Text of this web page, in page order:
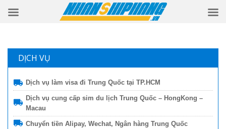
DỊCH VỤ
Dịch vụ làm visa đi Trung Quốc tại TP.HCM
Dịch vụ cung cấp sim du lịch Trung Quốc – HongKong –
Macau
Chuyển tiền Alipay, Wechat, Ngân hàng Trung Quốc